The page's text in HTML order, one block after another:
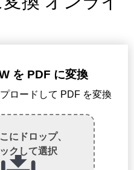
を PDF に変換
ロードして PDF を変換
にドロップ、
クして選択